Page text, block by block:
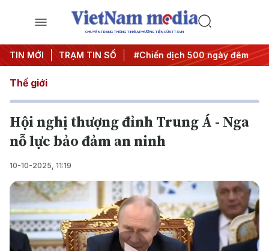
CHUYÊN TRANG THÔNG TIN ĐA PHƯƠNG TIỆN CỦA TTXVN
TIN MỚI TRẠM TIN SỐ
quyết thành hành động #Chiến dịch 500 ngày đêm
Thế giới
Hội nghị thượng đỉnh Trung Á - Nga
nỗ lực bảo đảm an ninh
10-10-2025, 11:19